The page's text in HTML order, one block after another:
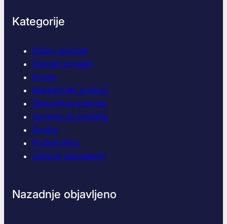
Kategorije
Dobro počutje
Domači projekti
Drugo
Marketinški pristopi
Obnovljiva energija
Oprema za podjetja
Orodja
Podjetništvo
Zdravje zaposlenih
Nazadnje objavljeno